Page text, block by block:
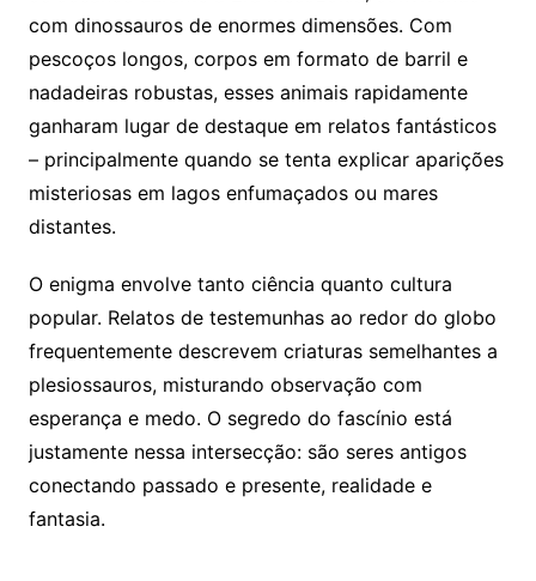
com dinossauros de enormes dimensões. Com
pescoços longos, corpos em formato de barril e
nadadeiras robustas, esses animais rapidamente
ganharam lugar de destaque em relatos fantásticos
– principalmente quando se tenta explicar aparições
misteriosas em lagos enfumaçados ou mares
distantes.
O enigma envolve tanto ciência quanto cultura
popular. Relatos de testemunhas ao redor do globo
frequentemente descrevem criaturas semelhantes a
plesiossauros, misturando observação com
esperança e medo. O segredo do fascínio está
justamente nessa intersecção: são seres antigos
conectando passado e presente, realidade e
fantasia.